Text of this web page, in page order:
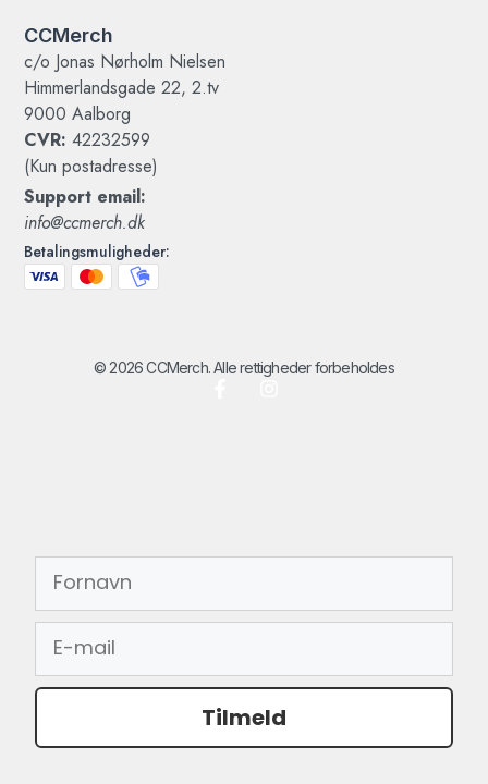
CCMerch
c/o Jonas Nørholm Nielsen
Himmerlandsgade 22, 2.tv
9000 Aalborg
CVR: 42232599
(Kun postadresse)
Support email:
info@ccmerch.dk
Betalingsmuligheder:
© 2026 CCMerch. Alle rettigheder forbeholdes
FORNAVN
EMAIL
Tilmeld